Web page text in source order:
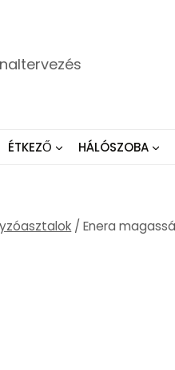
ÉTKEZŐ HÁLÓSZOBA
/ Enera